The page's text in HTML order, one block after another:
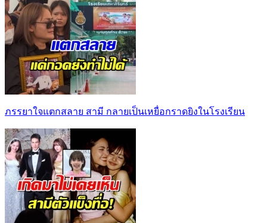
ภรรยาใจแตกสลาย สามี กลายเป็นเหยื่อกราดยิงในโรงเรียน